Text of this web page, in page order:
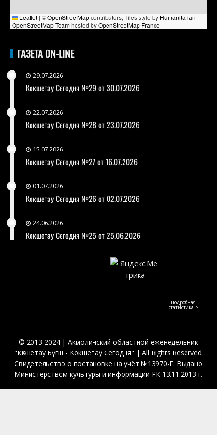
Leaflet | ©OpenStreetMapcontributors, Tiles style by Humanitarian
OpenStreetMap Teamhosted byOpenStreetMap France
ГАЗЕТА ON-LINE
29.07.2026
Кокшетау Сегодня №29 от 30.07.2026
22.07.2026
Кокшетау Сегодня №28 от 23.07.2026
15.07.2026
Кокшетау Сегодня №27 от 16.07.2026
01.07.2026
Кокшетау Сегодня №26 от 02.07.2026
24.06.2026
Кокшетау Сегодня №25 от 25.06.2026
Подробная
статистика >
© 2013-2024 | Акмолинский областной еженедельник
"Көкшетау Бүгін - Кокшетау Сегодня" | All Rights Reserved.
Свидетельство о постановке на учёт №13970-Г. Выдано
Министерством культуры и информации РК 13.11.2013 г.